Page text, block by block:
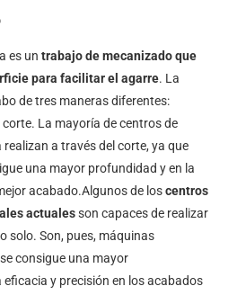
es un trabajo de mecanizado que
para facilitar el agarre. La
de tres maneras diferentes:
La mayoría de centros de
a través del corte, ya que
una mayor profundidad y en la
acabado.Algunos de loscentros
actualesson capaces de realizar
solo. Son, pues, máquinas
consigue una mayor
y precisión en los acabados